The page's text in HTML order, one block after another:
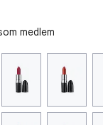
medlem